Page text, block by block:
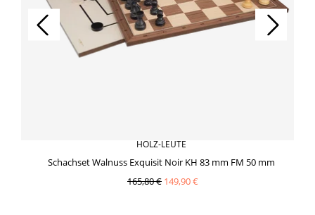
HOLZ-LEUTE
Schachset Walnuss Exquisit Noir KH 83 mm FM 50 mm
165,80 € 149,90 €